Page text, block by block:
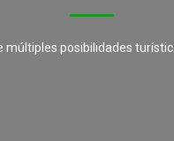
posibilidades